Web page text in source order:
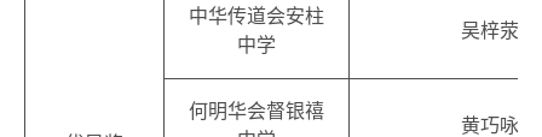
中华传道会安柱
中学
吴梓荥
何明华会督银禧
黄巧咏